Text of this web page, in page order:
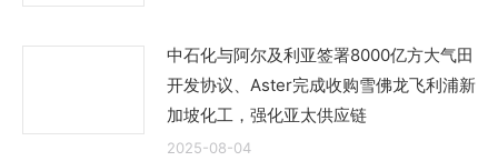
中石化与阿尔及利亚签署8000亿方大气田
开发协议、Aster完成收购雪佛龙飞利浦新
加坡化工，强化亚太供应链
2025-08-04